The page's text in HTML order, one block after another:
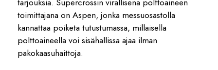
toimittajana on Aspen, jonka messuosastolla
kannattaa poiketa tutustumassa, millaisella
polttoaineella voi sisähallissa ajaa ilman
pakokaasuhaittoja.